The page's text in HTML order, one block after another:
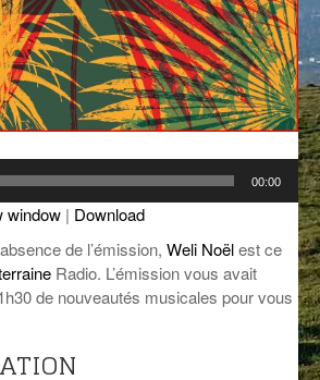
PORTE EN BOIS
00:00
window | Download
de l’émission, Weli Noëlest ce
Radio. L’émission vous avait
de nouveautés musicales pour vous